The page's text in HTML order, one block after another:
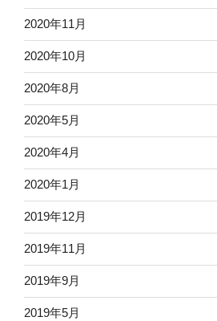
2020年11月
2020年10月
2020年8月
2020年5月
2020年4月
2020年1月
2019年12月
2019年11月
2019年9月
2019年5月